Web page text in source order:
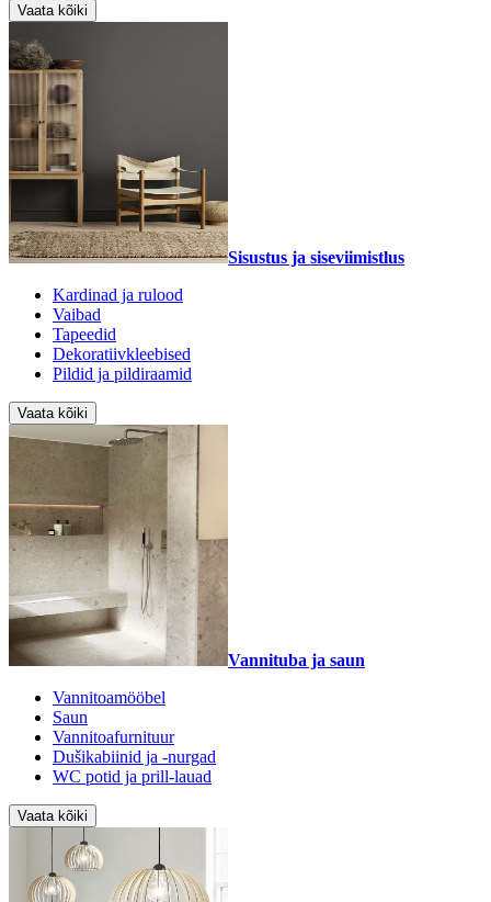
Vaata kõiki
Sisustus ja siseviimistlus
Kardinad ja rulood
Vaibad
Tapeedid
Dekoratiivkleebised
Pildid ja pildiraamid
Vaata kõiki
Vannituba ja saun
Vannitoamööbel
Saun
Vannitoafurnituur
Dušikabiinid ja -nurgad
WC potid ja prill-lauad
Vaata kõiki